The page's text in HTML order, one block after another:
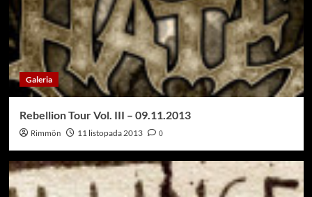
Galeria
Rebellion Tour Vol. III – 09.11.2013
Rimmön 11 listopada 2013 0